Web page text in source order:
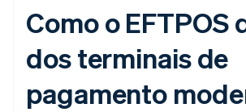
Como o EFTPOS
dos terminais de
pagamento